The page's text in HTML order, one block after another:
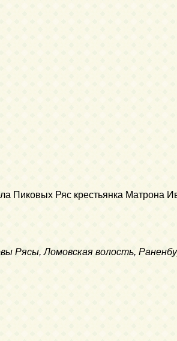
Пиковых Ряс крестьянка Матрона
Рясы, Ломовская волость,